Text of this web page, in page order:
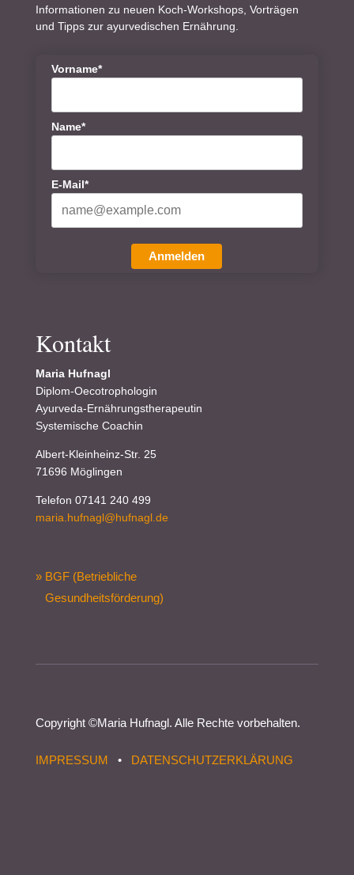
Informationen zu neuen Koch-Workshops, Vorträgen
und Tipps zur ayurvedischen Ernährung.
Vorname*
Name*
E-Mail*
Anmelden
Kontakt
Maria Hufnagl
Diplom-Oecotrophologin
Ayurveda-Ernährungstherapeutin
Systemische Coachin
Albert-Kleinheinz-Str. 25
71696 Möglingen
Telefon 07141 240 499
maria.hufnagl@hufnagl.de
» BGF (Betriebliche
Gesundheitsförderung)
Copyright ©Maria Hufnagl. Alle Rechte vorbehalten.
IMPRESSUM • DATENSCHUTZERKLÄRUNG